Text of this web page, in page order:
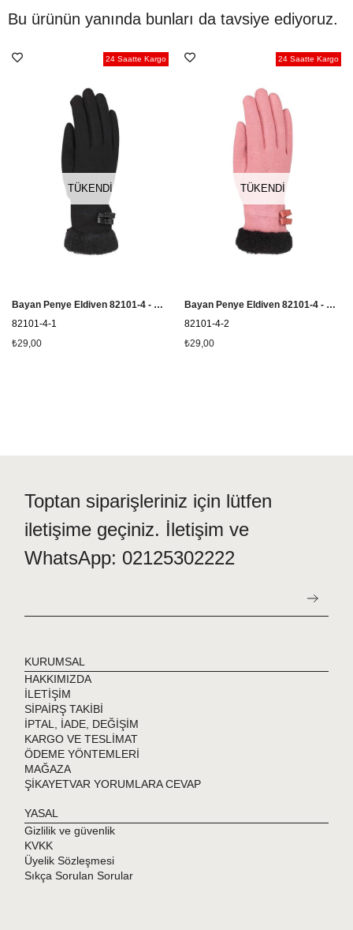
Bu ürünün yanında bunları da tavsiye ediyoruz.
TÜKENDI
Bayan Penye Eldiven 82101-4 - Siyah
82101-4-1
₺29,00
24 Saatte Kargo
TÜKENDI
Bayan Penye Eldiven 82101-4 - Pembe
82101-4-2
₺29,00
24 Saatte Kargo
Toptan siparişleriniz için lütfen
iletişime geçiniz. İletişim ve
WhatsApp: 02125302222
KURUMSAL
HAKKIMIZDA
İLETİŞİM
SİPAİRŞ TAKİBİ
İPTAL, İADE, DEĞİŞİM
KARGO VE TESLİMAT
ÖDEME YÖNTEMLERİ
MAĞAZA
ŞİKAYETVAR YORUMLARA CEVAP
YASAL
Gizlilik ve güvenlik
KVKK
Üyelik Sözleşmesi
Sıkça Sorulan Sorular